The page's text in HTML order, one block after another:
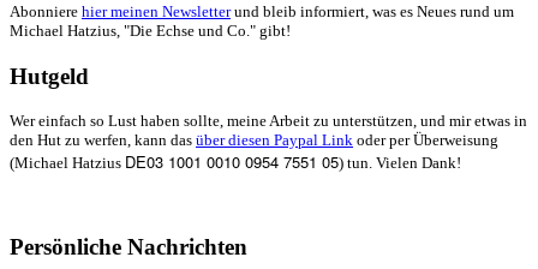
Abonniere hier meinen Newsletterund bleib informiert, was es Neues rund um
Michael Hatzius, "Die Echse und Co." gibt!
Hutgeld
Wer einfach so Lust haben sollte, meine Arbeit zu unterstützen, und mir etwas in
den Hut zu werfen, kann das über diesen Paypal Link oder per Überweisung
(Michael Hatzius DE03 1001 0010 0954 7551 05) tun. Vielen Dank!
Persönliche Nachrichten